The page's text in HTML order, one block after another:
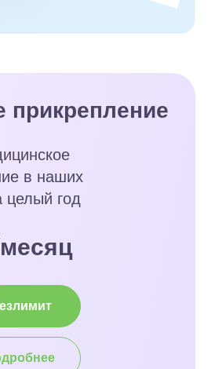
прикрепление
в наших
целый год